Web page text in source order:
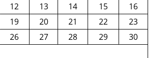
12 13 14 15
16
19 20 21 22
23
26 27 28 29
30